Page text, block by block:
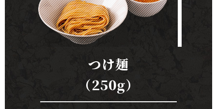
つけ麺
（250g）